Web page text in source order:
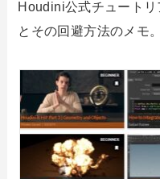
Houdini公式チュート
とその回避方法のメモ